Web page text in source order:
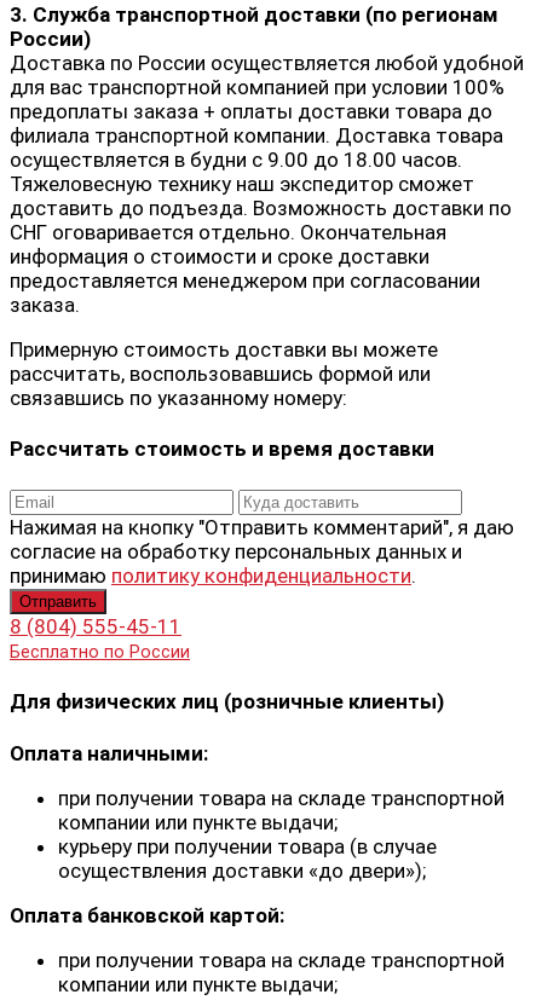
3. Служба транспортной доставки (по регионам
России)
Доставка по России осуществляется любой удобной
для вас транспортной компанией при условии 100%
предоплаты заказа + оплаты доставки товара до
филиала транспортной компании. Доставка товара
осуществляется в будни с 9.00 до 18.00 часов.
Тяжеловесную технику наш экспедитор сможет
доставить до подъезда. Возможность доставки по
СНГ оговаривается отдельно. Окончательная
информация о стоимости и сроке доставки
предоставляется менеджером при согласовании
заказа.
Примерную стоимость доставки вы можете
рассчитать, воспользовавшись формой или
связавшись по указанному номеру:
Рассчитать стоимость и время доставки
Нажимая на кнопку "Отправить комментарий", я даю
согласие на обработку персональных данных и
принимаю политику конфиденциальности.
8 (804) 555-45-11
Бесплатно по России
Для физических лиц (розничные клиенты)
Оплата наличными:
при получении товара на складе транспортной
компании или пункте выдачи;
курьеру при получении товара (в случае
осуществления доставки «до двери»);
Оплата банковской картой:
при получении товара на складе транспортной
компании или пункте выдачи;